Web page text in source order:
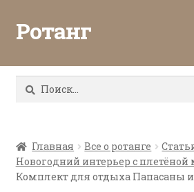
Ротанг
Каталог
Все о ротанге
Найти:
Главная Все о ротанге
Новогодний интерьер с
Комплект для отдыха Папасаны